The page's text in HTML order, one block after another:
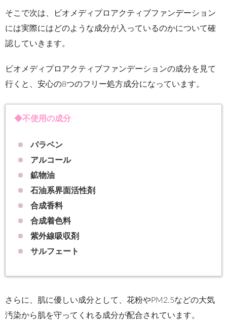
そこで次は、ビオメディプロアクティブファンデーション
には実際にはどのような成分が入っているのかについて確
認していきます。
ビオメディプロアクティブファンデーションの成分を見て
行くと、安心の8つのフリー処方成分になっています。
◆不使用の成分
パラベン
アルコール
鉱物油
石油系界面活性剤
合成香料
合成着色料
紫外線吸収剤
サルフェート
さらに、肌に優しい成分として、花粉やPM2.5などの大気
汚染から肌を守ってくれる成分が配合されています。